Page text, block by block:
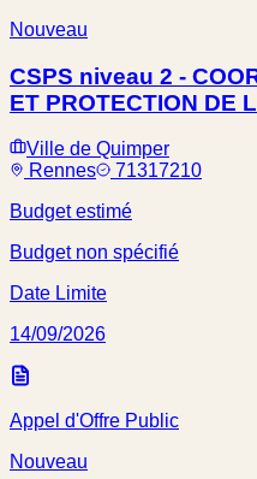
Nouveau
CSPS niveau 2 -
ET PROTECTION DE
Ville de Quimper
Rennes
71317210
Budget estimé
Budget non spécifié
Date Limite
14/09/2026
Appel d'Offre Public
Nouveau